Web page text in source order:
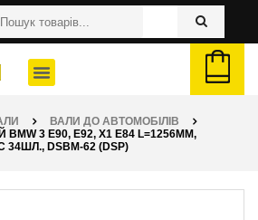
ВАЛИ ДО АВТОМОБІЛІВ
3 E90, E92, X1 E84 L=1256ММ,
DSBM-62 (DSP)